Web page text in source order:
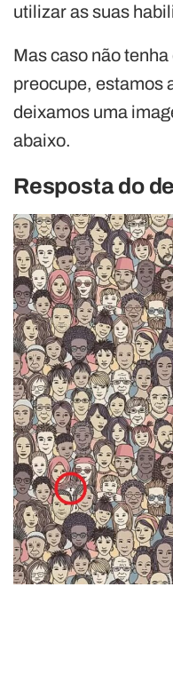
utilizar as suas
Mas caso não
preocupe, estamos
deixamos uma
abaixo.
Resposta do